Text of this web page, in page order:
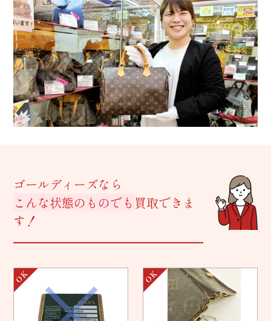
ゴールディーズなら
こんな状態のものでも 買取できま
す！